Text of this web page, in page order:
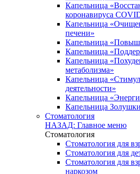
Капельница
коронавируса
Капельница
печени»
Капельница
Капельница
Капельница
метаболизма»
Капельница
деятельности»
Капельница
Капельница Золушки
Стоматология
НАЗАД: Главное меню
Стоматология
Стоматология для
Стоматология для
Стоматология для
наркозом